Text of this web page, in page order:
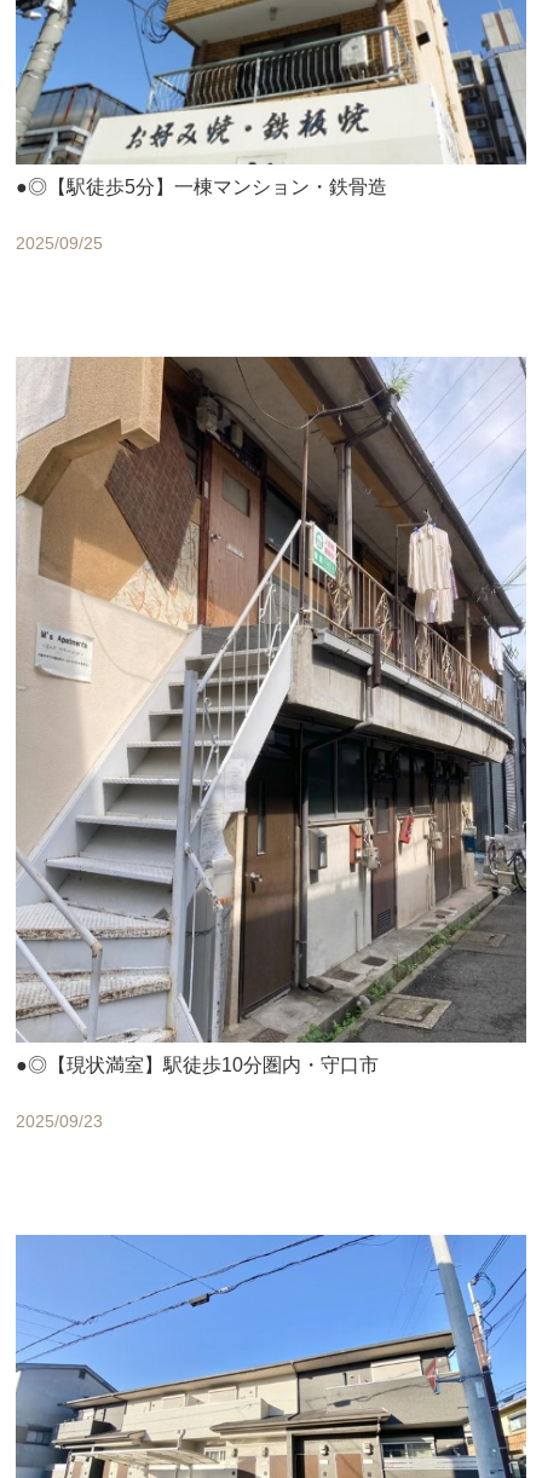
●◎【駅徒歩5分】一棟マンション・鉄骨造
2025/09/25
●◎【現状満室】駅徒歩10分圏内・守口市
2025/09/23